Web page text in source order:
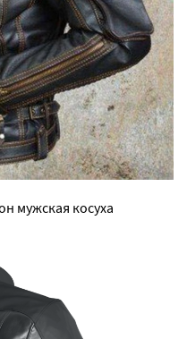
мужская косуха